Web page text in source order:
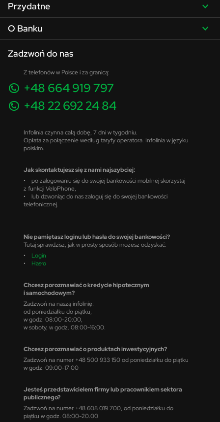
Przydatne
O Banku
Zadzwoń do nas
Z telefonów w Polsce i za granicą:
+48 664 919 797
+48 22 692 24 84
Infolinia czynna całą dobę, 7 dni w tygodniu.
Opłata za połączenie według taryfy operatora. Infolinia w języku
polskim.
Jak skontaktujesz się z nami najszybciej:
• po zalogowaniu się do swojej bankowości mobilnej skorzystaj
z funkcji VeloPhone,
• lub dzwoniąc do nas zaloguj się do swojej bankowości
telefonicznej.
Nie pamiętasz loginu lub hasła do swojej bankowości?
Tutaj sprawdzisz, jak w prosty sposób możesz odzyskać:
• Login
• Hasło
Chcesz porozmawiać o kredycie hipotecznym
i samochodowym?
Zadzwoń na naszą infolinię:
od poniedziałku do piątku,
w godz. 08:00-20:00,
w soboty, w godz. 08:00-16:00.
Chcesz porozmawiać o produktach inwestycyjnych?
Zadzwoń na numer +48 500 933 150 od poniedziałku do piątku
w godz. 09:00-17:00
Jesteś przedstawicielem firmy lub pracownikiem sektora
publicznego?
Zadzwoń na numer +48 608 019 700, od poniedziałku do
piątku w godz. 08:00-20.00